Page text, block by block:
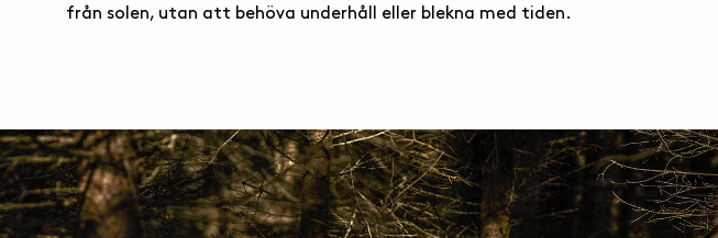
från solen, utan att behöva underhåll eller blekna med tiden.